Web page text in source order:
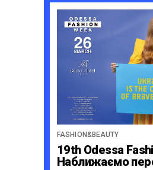
FASHION&BEAUTY
19th Odessa
Наближаємо